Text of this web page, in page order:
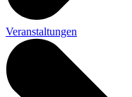
Veranstaltungen